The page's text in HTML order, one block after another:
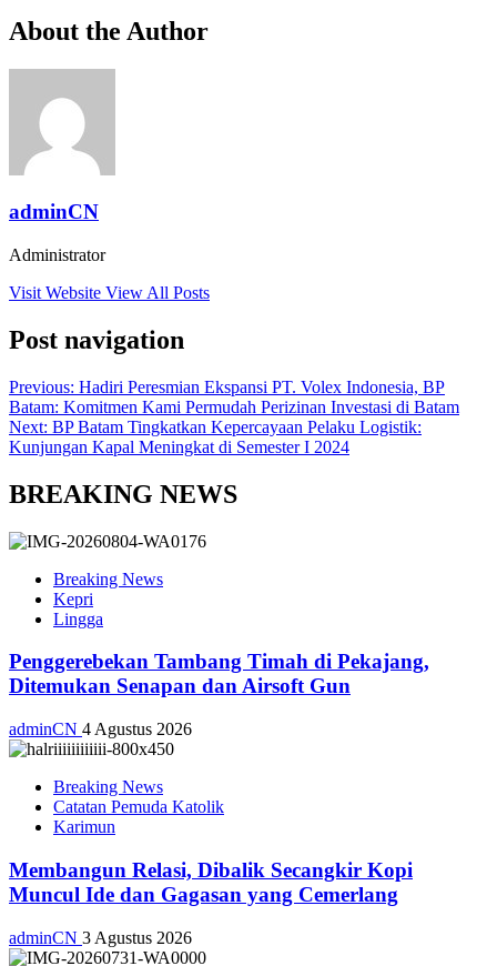
About the Author
adminCN
Administrator
Visit Website View All Posts
Post navigation
Previous: Hadiri Peresmian Ekspansi PT. Volex Indonesia, BP
Batam: Komitmen Kami Permudah Perizinan Investasi di Batam
Next: BP Batam Tingkatkan Kepercayaan Pelaku Logistik:
Kunjungan Kapal Meningkat di Semester I 2024
BREAKING NEWS
Breaking News
Kepri
Lingga
Penggerebekan Tambang Timah di Pekajang,
Ditemukan Senapan dan Airsoft Gun
adminCN 4 Agustus 2026
Breaking News
Catatan Pemuda Katolik
Karimun
Membangun Relasi, Dibalik Secangkir Kopi
Muncul Ide dan Gagasan yang Cemerlang
adminCN 3 Agustus 2026